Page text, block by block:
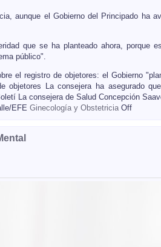
aunque el Gobierno del Principado ha
que se ha planteado ahora, porque
público".
el registro de objetores: el Gobierno
objetores La consejera ha asegurado
La consejera de Salud Concepción
EFE Ginecología y Obstetricia Off